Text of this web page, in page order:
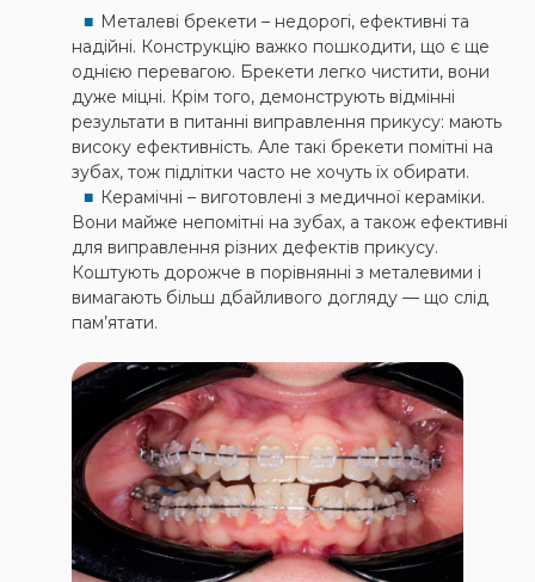
Металеві брекети – недорогі, ефективні та
надійні. Конструкцію важко пошкодити, що є ще
однією перевагою. Брекети легко чистити, вони
дуже міцні. Крім того, демонструють відмінні
результати в питанні виправлення прикусу: мають
високу ефективність. Але такі брекети помітні на
зубах, тож підлітки часто не хочуть їх обирати.
Керамічні – виготовлені з медичної кераміки.
Вони майже непомітні на зубах, а також ефективні
для виправлення різних дефектів прикусу.
Коштують дорожче в порівнянні з металевими і
вимагають більш дбайливого догляду — що слід
пам’ятати.